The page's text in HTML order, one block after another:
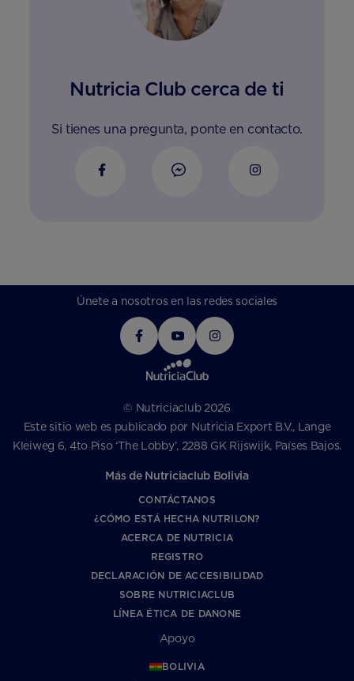
Nutricia Club cerca de ti
Si tienes una pregunta, ponte en contacto.
Únete a nosotros en las redes sociales
© Nutriciaclub 2026
Este sitio web es publicado por Nutricia Export B.V., Lange
Kleiweg 6, 4to Piso ‘The Lobby’, 2288 GK Rijswijk, Países Bajos.
Más de Nutriciaclub Bolivia
CONTÁCTANOS
¿CÓMO ESTÁ HECHA NUTRILON?
ACERCA DE NUTRICIA
REGISTRO
DECLARACIÓN DE ACCESIBILIDAD
SOBRE NUTRICIACLUB
LÍNEA ÉTICA DE DANONE
Apoyo
BOLIVIA